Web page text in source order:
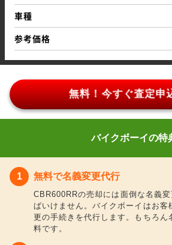
車種
参考価格
無料！今すぐ査定申
バイクボーイの特
無料で名義変更代行
CBR600RRの売却には面倒な名義
ばいけません。バイクボーイはお客
更の手続きを代行します。もちろん
料です。